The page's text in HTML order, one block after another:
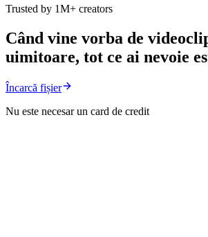
Trusted by 1M+ creators
Când vine vorba de
uimitoare, tot ce ai nevoie
Încarcă fișier
Nu este necesar un card de credit